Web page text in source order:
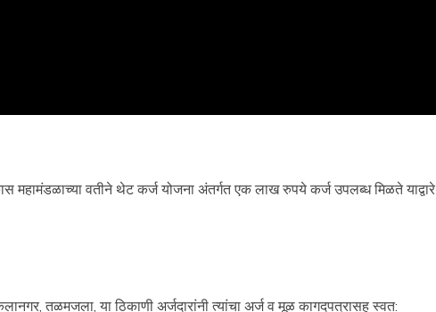
महामंडळाच्या वतीने थेट कर्ज योजना अंतर्गत एक लाख रुपये कर्ज उपलब्ध मिळते याद्वारे
तळमजला, या ठिकाणी अर्जदारांनी त्यांचा अर्ज व मूळ कागदपत्रासह स्वत: